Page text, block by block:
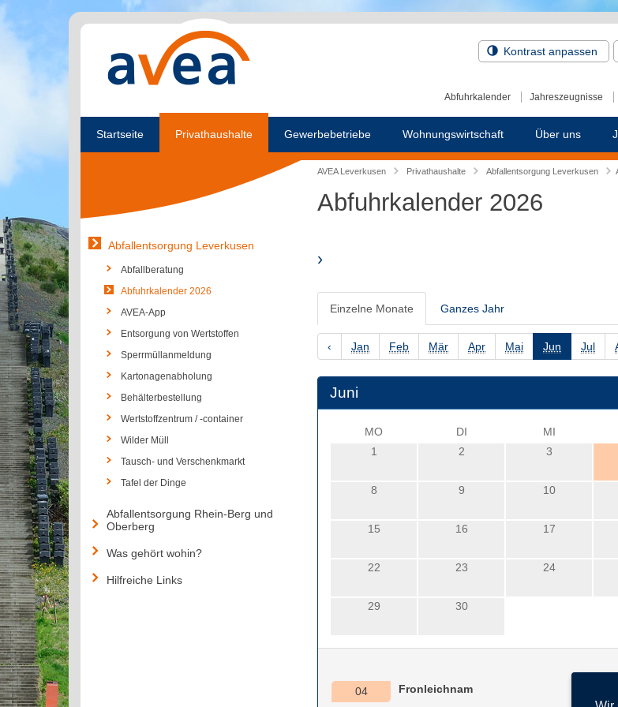
Kontrast anpassen
Abfuhrkalender Jahreszeugnisse
Startseite Privathaushalte Gewerbebetriebe Wohnungswirtschaft Über uns
AVEA Leverkusen Privathaushalte Abfallentsorgung Leverkusen
Abfuhrkalender 2026
›
Einzelne Monate Ganzes Jahr
‹ Jan Feb Mär Apr Mai Jun Jul
Juni
MO DI MI
1
2 3
8 9 10
15 16 17
22 23 24
29 30
04 Fronleichnam
Abfallentsorgung Leverkusen
Abfallberatung
Abfuhrkalender 2026
AVEA-App
Entsorgung von Wertstoffen
Sperrmüllanmeldung
Kartonagenabholung
Behälterbestellung
Wertstoffzentrum / -container
Wilder Müll
Tausch- und Verschenkmarkt
Tafel der Dinge
Abfallentsorgung Rhein-Berg und
Oberberg
Was gehört wohin?
Hilfreiche Links